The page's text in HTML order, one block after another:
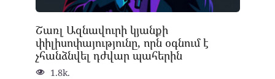
Շառլ Ազնավուրի կյանքի
փիլիսոփայությունը, որն օգնում է
չհանձնվել դժվար պահերին
1.8k.